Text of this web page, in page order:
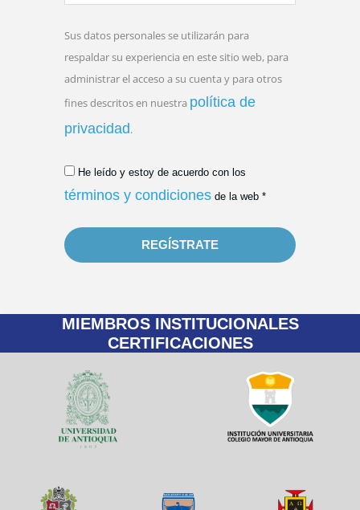
Sus datos personales se utilizarán para
respaldar su experiencia en este sitio web, para
administrar el acceso a su cuenta y para otros
fines descritos en nuestra política de
privacidad.
He leído y estoy de acuerdo con los
términos y condiciones de la web *
MIEMBROS INSTITUCIONALES
CERTIFICACIONES